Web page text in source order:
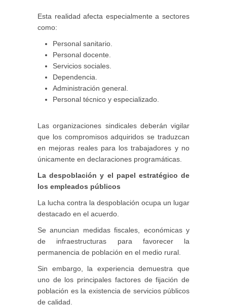
Esta realidad afecta especialmente a sectores
como:
Personal sanitario.
Personal docente.
Servicios sociales.
Dependencia.
Administración general.
Personal técnico y especializado.
Las organizaciones sindicales deberán vigilar
que los compromisos adquiridos se traduzcan
en mejoras reales para los trabajadores y no
únicamente en declaraciones programáticas.
La despoblación y el papel estratégico de
los empleados públicos
La lucha contra la despoblación ocupa un lugar
destacado en el acuerdo.
Se anuncian medidas fiscales, económicas y
de infraestructuras para favorecer la
permanencia de población en el medio rural.
Sin embargo, la experiencia demuestra que
uno de los principales factores de fijación de
población es la existencia de servicios públicos
de calidad.